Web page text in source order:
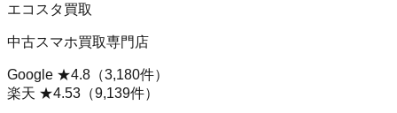
エコスタ買取
中古スマホ買取専門店
Google ★4.8 （3,180件）
楽天 ★4.53 （9,139件）